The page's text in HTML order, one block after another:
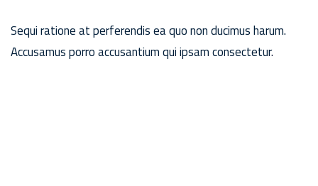
Sequi ratione at perferendis ea quo non ducimus harum.
Accusamus porro accusantium qui ipsam consectetur.